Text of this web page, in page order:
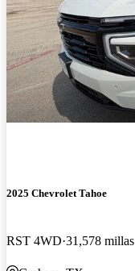
2025 Chevrolet Tahoe
RST 4WD 31,578 millas